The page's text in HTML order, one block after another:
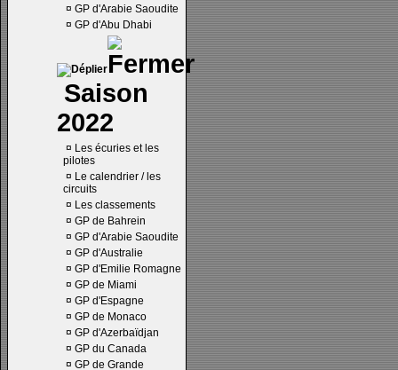
¤ GP d'Arabie Saoudite
¤ GP d'Abu Dhabi
Saison
2022
¤ Les écuries et les
pilotes
¤ Le calendrier / les
circuits
¤ Les classements
¤ GP de Bahrein
¤ GP d'Arabie Saoudite
¤ GP d'Australie
¤ GP d'Emilie Romagne
¤ GP de Miami
¤ GP d'Espagne
¤ GP de Monaco
¤ GP d'Azerbaïdjan
¤ GP du Canada
¤ GP de Grande